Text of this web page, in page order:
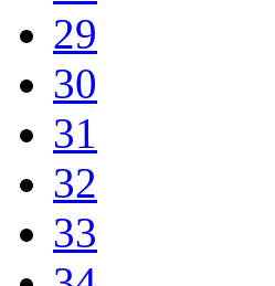
29
30
31
32
33